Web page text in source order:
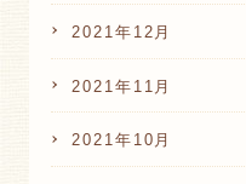
2021年12月
2021年11月
2021年10月